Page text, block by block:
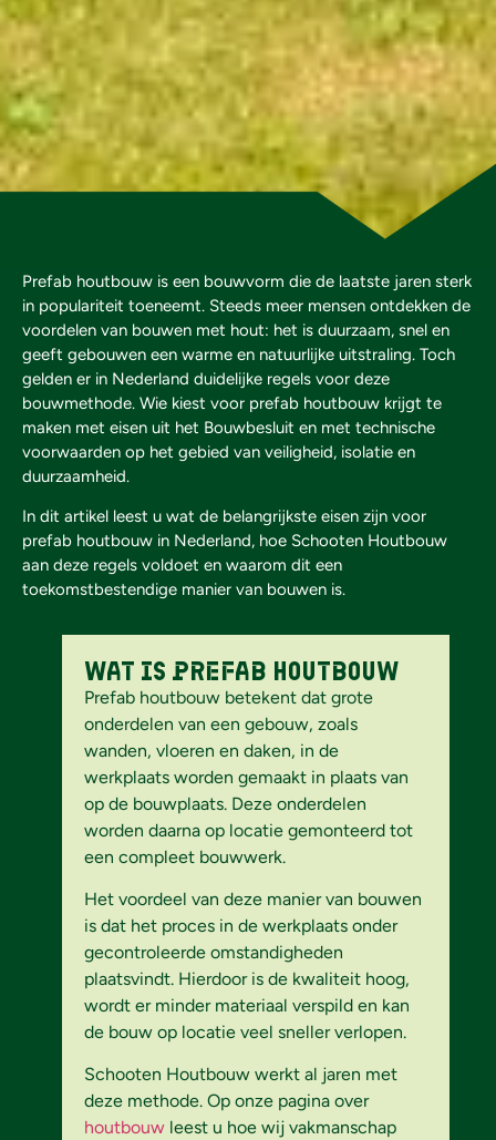
Prefab houtbouw is een bouwvorm die de laatste jaren sterk
in populariteit toeneemt. Steeds meer mensen ontdekken de
voordelen van bouwen met hout: het is duurzaam, snel en
geeft gebouwen een warme en natuurlijke uitstraling. Toch
gelden er in Nederland duidelijke regels voor deze
bouwmethode. Wie kiest voor prefab houtbouw krijgt te
maken met eisen uit het Bouwbesluit en met technische
voorwaarden op het gebied van veiligheid, isolatie en
duurzaamheid.
In dit artikel leest u wat de belangrijkste eisen zijn voor
prefab houtbouw in Nederland, hoe Schooten Houtbouw
aan deze regels voldoet en waarom dit een
toekomstbestendige manier van bouwen is.
Wat is prefab houtbouw
Prefab houtbouw betekent dat grote
onderdelen van een gebouw, zoals
wanden, vloeren en daken, in de
werkplaats worden gemaakt in plaats van
op de bouwplaats. Deze onderdelen
worden daarna op locatie gemonteerd tot
een compleet bouwwerk.
Het voordeel van deze manier van bouwen
is dat het proces in de werkplaats onder
gecontroleerde omstandigheden
plaatsvindt. Hierdoor is de kwaliteit hoog,
wordt er minder materiaal verspild en kan
de bouw op locatie veel sneller verlopen.
Schooten Houtbouw werkt al jaren met
deze methode. Op onze pagina over
houtbouwleest u hoe wij vakmanschap